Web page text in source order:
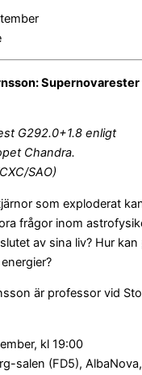
Supernovarester
G292.0+1.8 enligt
Chandra.
SAO)
som exploderat
frågor inom
av sina liv? Hur
är professor vid
kl 19:00
salen (FD5), AlbaNova,